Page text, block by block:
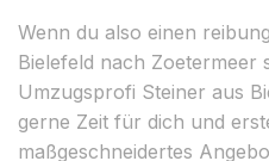
Wenn du also einen
Bielefeld nach Zoetermeer
Umzugsprofi Steiner aus
gerne Zeit für dich und
maßgeschneidertes